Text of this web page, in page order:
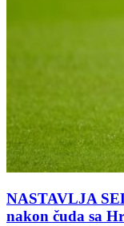
NASTAVLJA
nakon čuda sa